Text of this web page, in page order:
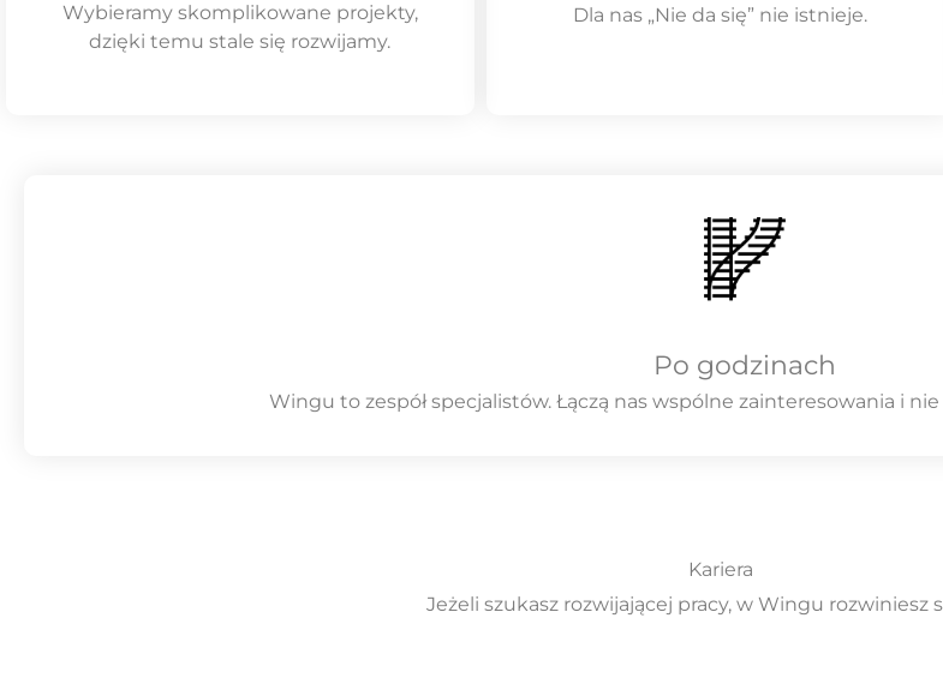
Wybieramy skomplikowane projekty,
dzięki temu stale się rozwijamy.
Dla nas „Nie da się” nie istnieje.
Po godzinach
Wingu to zespół specjalistów. Łączą nas wspólne zainteresowania i
Kariera
Jeżeli szukasz rozwijającej pracy, w Wingu rozwiniesz